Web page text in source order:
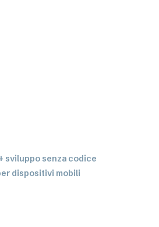
sviluppo senza codice
dispositivi mobili